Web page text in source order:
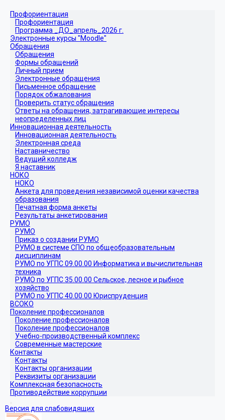
Профориентация
Профориентация
Программа _ДО_апрель_2026 г.
Электронные курсы "Moodle"
Обращения
Обращения
Формы обращений
Личный прием
Электронные обращения
Письменное обращение
Порядок обжалования
Проверить статус обращения
Ответы на обращения, затрагивающие интересы
неопределенных лиц
Инновационная деятельность
Инновационная деятельность
Электронная среда
Наставничество
Ведущий колледж
Я наставник
НОКО
НОКО
Анкета для проведения независимой оценки качества
образования
Печатная форма анкеты
Результаты анкетирования
РУМО
РУМО
Приказ о создании РУМО
РУМО в системе СПО по общеобразовательным
дисциплинам
РУМО по УГПС 09.00.00 Информатика и вычислительная
техника
РУМО по УГПС 35.00.00 Сельское, лесное и рыбное
хозяйство
РУМО по УГПС 40.00.00 Юриспруденция
ВСОКО
Поколение профессионалов
Поколение профессионалов
Поколение профессионалов
Учебно-производственный комплекс
Современные мастерские
Контакты
Контакты
Контакты организации
Реквизиты организации
Комплексная безопасность
Противодействие коррупции
Версия для слабовидящих